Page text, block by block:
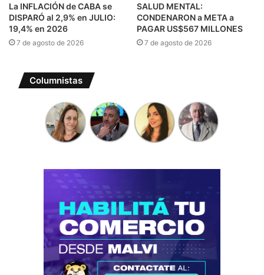
La INFLACIÓN de CABA se
DISPARÓ al 2,9% en JULIO:
19,4% en 2026
7 de agosto de 2026
SALUD MENTAL:
CONDENARON a META a
PAGAR US$567 MILLONES
7 de agosto de 2026
Columnistas